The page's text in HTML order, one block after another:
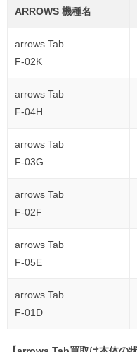
ARROWS 機種名
arrows Tab
F-02K
arrows Tab
F-04H
arrows Tab
F-03G
arrows Tab
F-02F
arrows Tab
F-05E
arrows Tab
F-01D